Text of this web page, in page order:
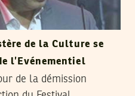
de la Culture se
l’Evénementiel
de la démission